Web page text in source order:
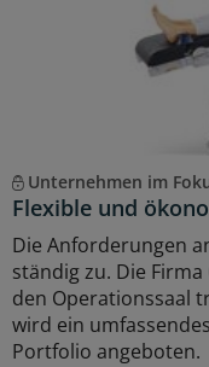
Unternehmen im
Flexible und
Die Anforderungen
ständig zu. Die
den Operationssaal
wird ein
Portfolio angeboten.